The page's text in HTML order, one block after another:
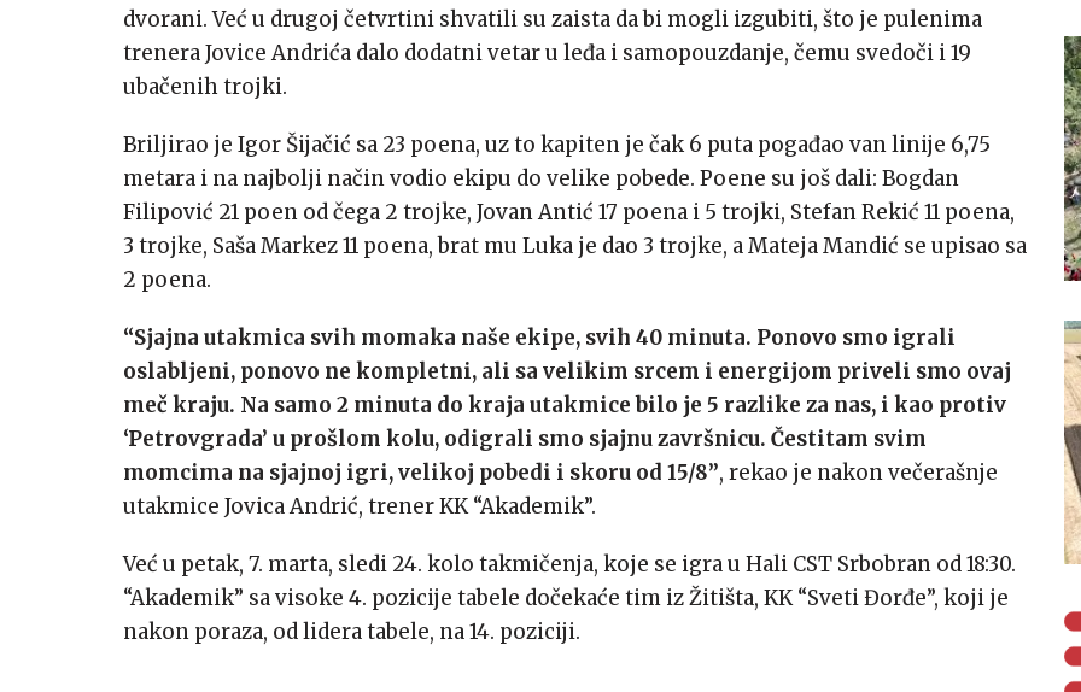
dvorani. Već u drugoj četvrtini shvatili su zaista da bi mogli izgubiti, što je pulenima
trenera Jovice Andrića dalo dodatni vetar u leđa i samopouzdanje, čemu svedoči i 19
ubačenih trojki.
Briljirao je Igor Šijačić sa 23 poena, uz to kapiten je čak 6 puta pogađao van linije 6,75
metara i na najbolji način vodio ekipu do velike pobede. Poene su još dali: Bogdan
Filipović 21 poen od čega 2 trojke, Jovan Antić 17 poena i 5 trojki, Stefan Rekić 11 poena,
3 trojke, Saša Markez 11 poena, brat mu Luka je dao 3 trojke, a Mateja Mandić se upisao sa
2 poena.
“Sjajna utakmica svih momaka naše ekipe, svih 40 minuta. Ponovo smo igrali
oslabljeni, ponovo ne kompletni, ali sa velikim srcem i energijom priveli smo ovaj
meč kraju. Na samo 2 minuta do kraja utakmice bilo je 5 razlike za nas, i kao protiv
‘Petrovgrada’ u prošlom kolu, odigrali smo sjajnu završnicu. Čestitam svim
momcima na sjajnoj igri, velikoj pobedi i skoru od 15/8”, rekao je nakon večerašnje
utakmice Jovica Andrić, trener KK “Akademik”.
Već u petak, 7. marta, sledi 24. kolo takmičenja, koje se igra u Hali CST Srbobran od 18:30.
“Akademik” sa visoke 4. pozicije tabele dočekaće tim iz Žitišta, KK “Sveti Đorđe”, koji je
nakon poraza, od lidera tabele, na 14. poziciji.